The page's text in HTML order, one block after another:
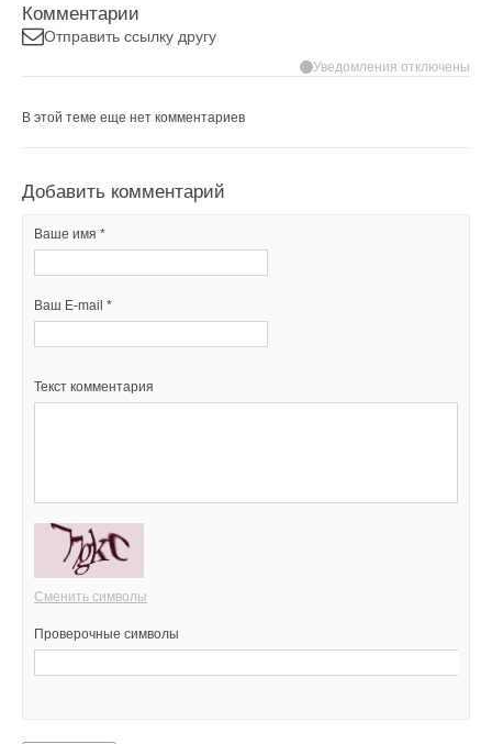
Комментарии
Отправить ссылку другу
Уведомления отключены
В этой теме еще нет комментариев
Добавить комментарий
Ваше имя *
Ваш E-mail *
Текст комментария
Сменить символы
Проверочные символы